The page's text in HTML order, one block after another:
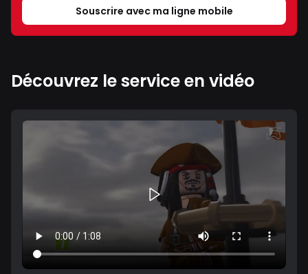
Souscrire avec ma ligne mobile
Découvrez le service en vidéo